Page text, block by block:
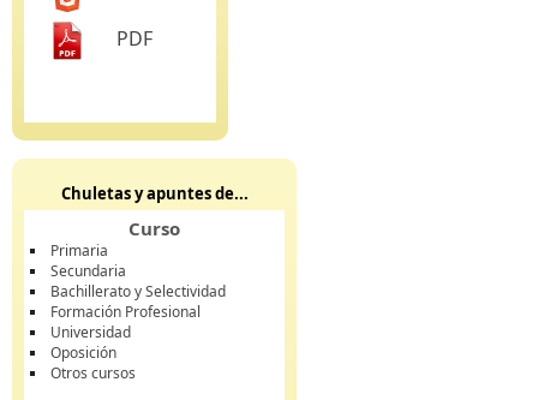
PDF
Chuletas y apuntes de...
Curso
Primaria
Secundaria
Bachillerato y Selectividad
Formación Profesional
Universidad
Oposición
Otros cursos